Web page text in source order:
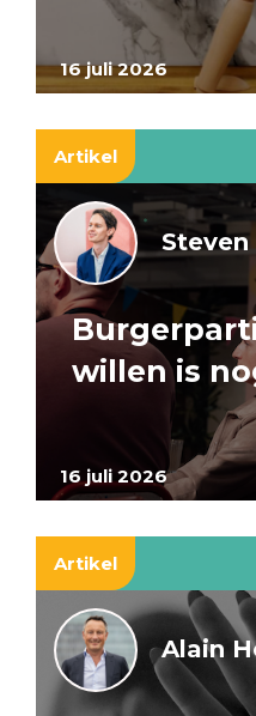
16 juli 2026
Artikel
16 juli 2026
willen is
Artikel
Alain